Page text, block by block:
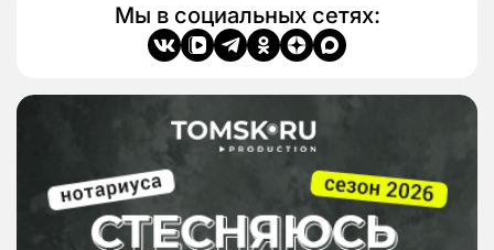
Мы в социальных сетях: